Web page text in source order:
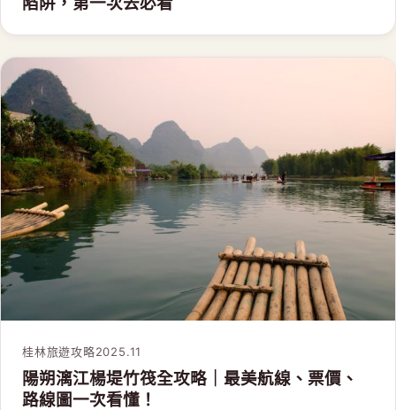
桂林旅遊攻略2025.11
陽朔漓江楊堤竹筏全攻略｜最美航線、票價、
路線圖一次看懂！